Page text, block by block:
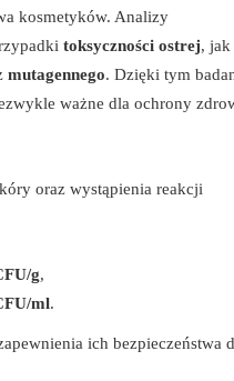
kosmetyków. Analizy
toksyczności ostrej, jak
mutagennego. Dzięki tym
ważne dla ochrony
oraz wystąpienia reakcji
g,
ml.
ich bezpieczeństwa